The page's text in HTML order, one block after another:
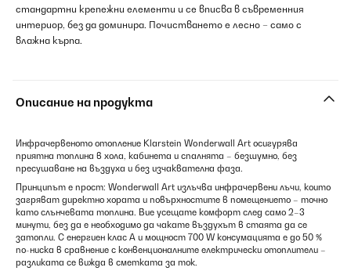
стандартни крепежни елементи и се вписва в съвременния
интериор, без да доминира. Почистването е лесно – само с
влажна кърпа.
Описание на продукта
Инфрачервеното отопление Klarstein Wonderwall Art осигурява
приятна топлина в хола, кабинета и спалнята – безшумно, без
пресушаване на въздуха и без изчаквателна фаза.
Принципът е прост: Wonderwall Art излъчва инфрачервени лъчи, които
загряват директно хората и повърхностите в помещението – точно
като слънчевата топлина. Вие усещате комфорт след само 2–3
минути, без да е необходимо да чакате въздухът в стаята да се
затопли. С енергиен клас A и мощност 700 W консумацията е до 50 %
по-ниска в сравнение с конвенционалните електрически отоплители –
разликата се вижда в сметката за ток.